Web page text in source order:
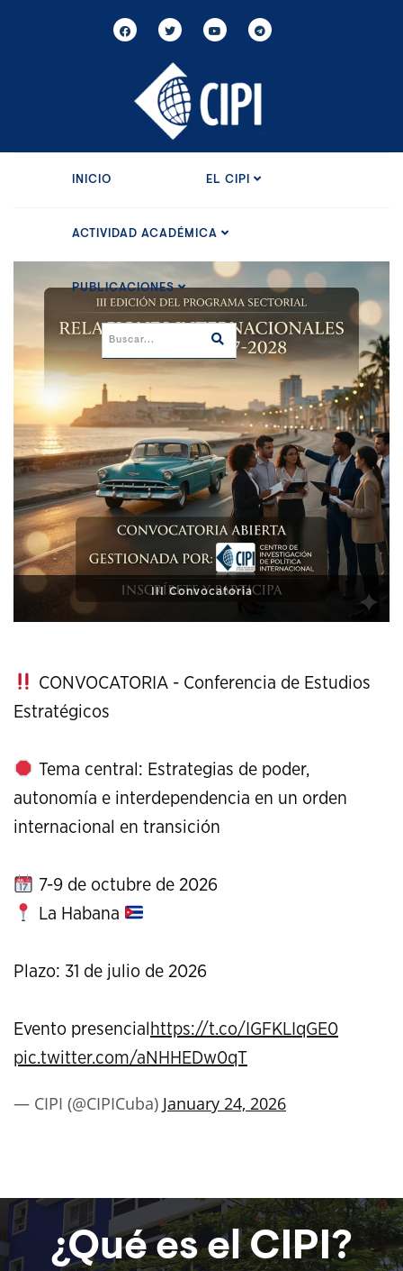
INICIO EL CIPI
ACTIVIDAD ACADÉMICA
PUBLICACIONES
XI Conference on Strategic Studies
CONVOCATORIA - Conferencia de Estudios
Estratégicos
Tema central: Estrategias de poder,
autonomía e interdependencia en un orden
internacional en transición
7-9 de octubre de 2026
La Habana
Plazo: 31 de julio de 2026
Evento presencial https://t.co/IGFKLIqGE0
pic.twitter.com/aNHHEDw0qT
— CIPI (@CIPICuba) January 24, 2026
¿Qué es el CIPI?